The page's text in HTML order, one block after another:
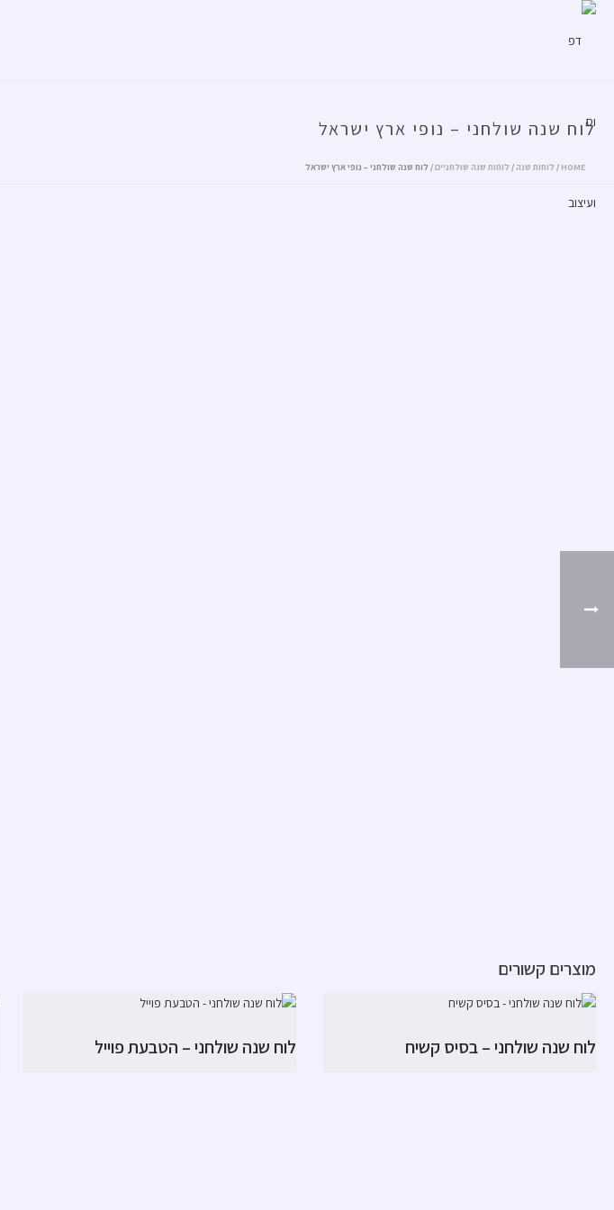
לוח שנה שולחני – נופי ארץ ישראל
HOME
/ לוחות שנה / לוחות שנה שולחניים/ לוח שנה שולחני – נופי ארץ ישראל
מוצרים קשורים
לוח שנה שולחני – בסיס קשיח לוח שנה שולחני – הטבעת פוייל